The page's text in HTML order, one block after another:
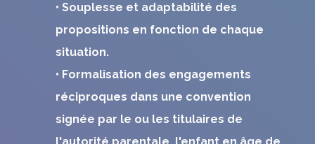
• Souplesse et adaptabilité des
propositions en fonction de chaque
situation.
• Formalisation des engagements
réciproques dans une convention
signée par le ou les titulaires de